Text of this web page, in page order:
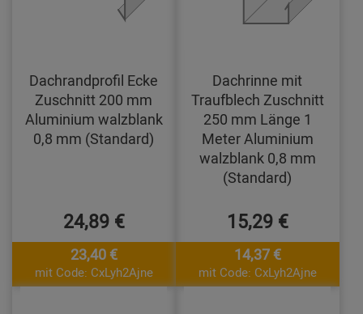
Dachrandprofil Ecke
Zuschnitt 200 mm
Aluminium walzblank
0,8 mm (Standard)
24,89 €
23,40 €
mit Code: CxLyh2Ajne
Dachrinne mit
Traufblech Zuschnitt
250 mm Länge 1
Meter Aluminium
walzblank 0,8 mm
(Standard)
15,29 €
14,37 €
mit Code: CxLyh2Ajne